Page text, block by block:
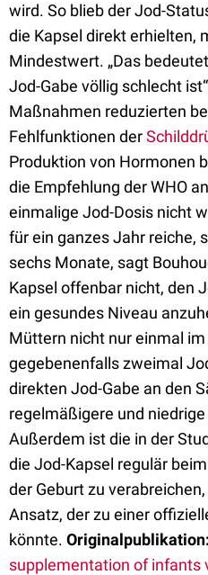
wird. So blieb der Jod-
die Kapsel direkt erhielten,
Mindestwert. „Das
Jod-Gabe völlig schlecht
Maßnahmen reduzierten
Fehlfunktionen der
Produktion von Hormonen
die Empfehlung der WHO
einmalige Jod-Dosis nicht
für ein ganzes Jahr reiche,
sechs Monate, sagt
Kapsel offenbar nicht, den
ein gesundes Niveau
Müttern nicht nur einmal
gegebenenfalls zweimal
direkten Jod-Gabe an den
regelmäßigere und
Außerdem ist die in der
die Jod-Kapsel regulär
der Geburt zu
Ansatz, der zu einer
könnte. Originalpublikation:
supplementation of infants